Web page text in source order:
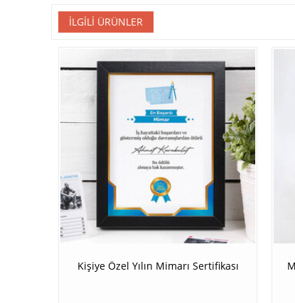
İLGILI ÜRÜNLER
Kişiye Özel Yılın Mimarı Sertifikası